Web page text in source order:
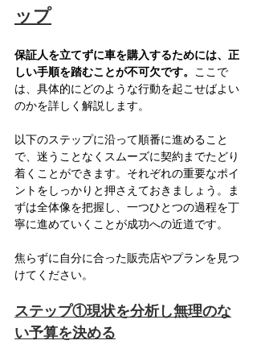
ップ
保証人を立てずに車を購入するためには、正
しい手順を踏むことが不可欠です。
ここで
は、具体的にどのような行動を起こせばよい
のかを詳しく解説します。
以下のステップに沿って順番に進めること
で、迷うことなくスムーズに契約までたどり
着くことができます。それぞれの重要なポイ
ントをしっかりと押さえておきましょう。ま
ずは全体像を把握し、一つひとつの過程を丁
寧に進めていくことが成功への近道です。
焦らずに自分に合った販売店やプランを見つ
けてください。
ステップ①現状を分析し無理のな
い予算を決める